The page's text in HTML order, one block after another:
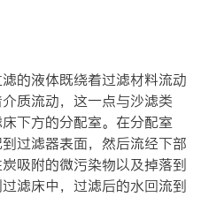
的液体既绕着过滤材料流动
质流动，这一点与沙滤类
下方的分配室。在分配室
过滤器表面，然后流经下部
吸附的微污染物以及掉落到
滤床中，过滤后的水回流到